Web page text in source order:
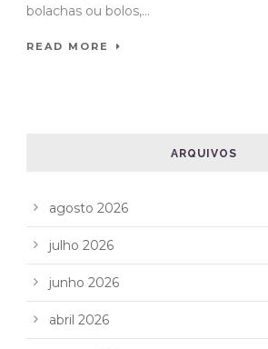
bolachas ou bolos,...
READ MORE
ARQUIVOS
agosto 2026
julho 2026
junho 2026
abril 2026